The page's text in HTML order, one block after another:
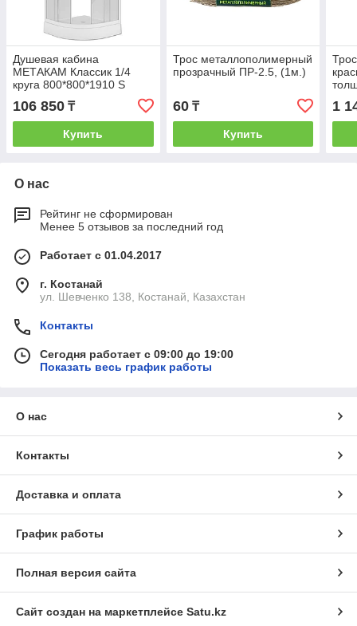
Душевая кабина
МЕТАКАМ Классик 1/4
круга 800*800*1910 S
стекло прозрачное ***!
106 850 ₸
Купить
Трос металлополимерный
прозрачный ПР-2.5, (1м.)
60₸
Купить
1
О нас
Рейтинг не сформирован
Менее 5 отзывов за последний год
Работает с 01.04.2017
г. Костанай
ул. Шевченко 138, Костанай, Казахстан
Контакты
Сегодня работает с 09:00 до 19:00
Показать весь график работы
О нас
Контакты
Доставка и оплата
График работы
Полная версия сайта
Сайт создан на маркетплейсе Satu.kz